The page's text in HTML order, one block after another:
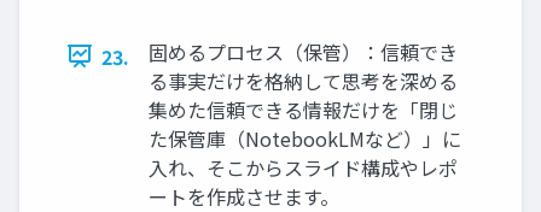
23.
固めるプロセス（保管）：信頼でき
る事実だけを格納して思考を深める
集めた信頼できる情報だけを「閉じ
た保管庫（NotebookLMなど）」に
入れ、そこからスライド構成やレポ
ートを作成させます。